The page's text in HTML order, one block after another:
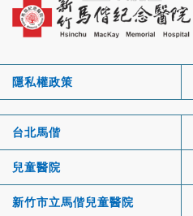
隱私權政策
台北馬偕
兒童醫院
新竹市立馬偕兒童醫院